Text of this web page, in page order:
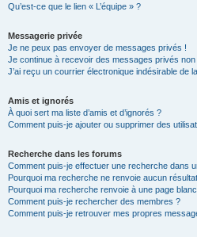
Qu’est-ce que le lien « L’équipe » ?
Messagerie privée
Je ne peux pas envoyer de messages privés !
Je continue à recevoir des messages privés non
J’ai reçu un courrier électronique indésirable de
Amis et ignorés
À quoi sert ma liste d’amis et d’ignorés ?
Comment puis-je ajouter ou supprimer des
Recherche dans les forums
Comment puis-je effectuer une recherche dans
Pourquoi ma recherche ne renvoie aucun
Pourquoi ma recherche renvoie à une page
Comment puis-je rechercher des membres ?
Comment puis-je retrouver mes propres